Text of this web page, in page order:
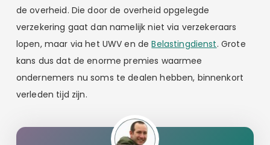
de overheid. Die door de overheid opgelegde
verzekering gaat dan namelijk niet via verzekeraars
lopen, maar via het UWV en deBelastingdienst. Grote
kans dus dat de enorme premies waarmee
ondernemers nu soms te dealen hebben, binnenkort
verleden tijd zijn.